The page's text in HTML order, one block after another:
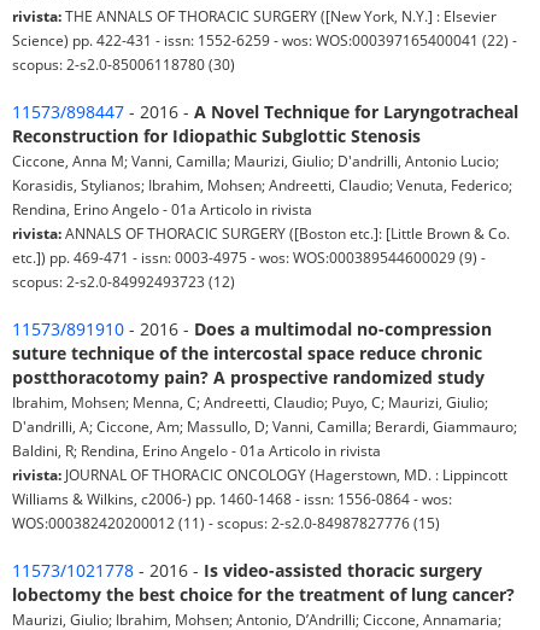
rivista:THE ANNALS OF THORACIC SURGERY ([New York, N.Y.] : Elsevier
Science) pp. 422-431 - issn: 1552-6259 - wos: WOS:000397165400041 (22) -
scopus: 2-s2.0-85006118780 (30)
11573/898447 - 2016 - A Novel Technique for Laryngotracheal
Reconstruction for Idiopathic Subglottic Stenosis
Ciccone, Anna M; Vanni, Camilla; Maurizi, Giulio; D'andrilli, Antonio Lucio;
Korasidis, Stylianos; Ibrahim, Mohsen; Andreetti, Claudio; Venuta, Federico;
Rendina, Erino Angelo - 01a Articolo in rivista
rivista:ANNALS OF THORACIC SURGERY ([Boston etc.]: [Little Brown & Co.
etc.]) pp. 469-471 - issn: 0003-4975 - wos: WOS:000389544600029 (9) -
scopus: 2-s2.0-84992493723 (12)
11573/891910 - 2016 - Does a multimodal no-compression
suture technique of the intercostal space reduce chronic
postthoracotomy pain? A prospective randomized study
Ibrahim, Mohsen; Menna, C; Andreetti, Claudio; Puyo, C; Maurizi, Giulio;
D'andrilli, A; Ciccone, Am; Massullo, D; Vanni, Camilla; Berardi, Giammauro;
Baldini, R; Rendina, Erino Angelo - 01a Articolo in rivista
rivista: JOURNAL OF THORACIC ONCOLOGY (Hagerstown, MD. : Lippincott
Williams & Wilkins, c2006-) pp. 1460-1468 - issn: 1556-0864 - wos:
WOS:000382420200012 (11) - scopus: 2-s2.0-84987827776 (15)
11573/1021778 - 2016 - Is video-assisted thoracic surgery
lobectomy the best choice for the treatment of lung cancer?
Maurizi, Giulio; Ibrahim, Mohsen; Antonio, D’Andrilli; Ciccone, Annamaria;